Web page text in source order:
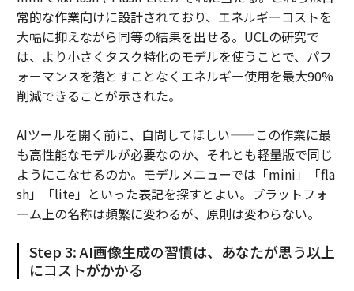
常的な作業向けに設計されており、エネルギーコストを
大幅に抑えながら同等の結果を出せる。UCLの研究で
は、より小さくタスク特化のモデルを使うことで、パフ
ォーマンスを落とすことなくエネルギー使用を最大90%
削減できることが示された。
AIツールを開く前に、自問してほしい——この作業に最
も高性能なモデルが必要なのか、それとも軽量版で同じ
ようにこなせるのか。モデルメニューでは「mini」「fla
sh」「lite」といった表記を探すとよい。プラットフォ
ーム上の名称は頻繁に変わるが、原則は変わらない。
Step 3: AI画像生成の習慣は、あなたが思う以上
にコストがかかる